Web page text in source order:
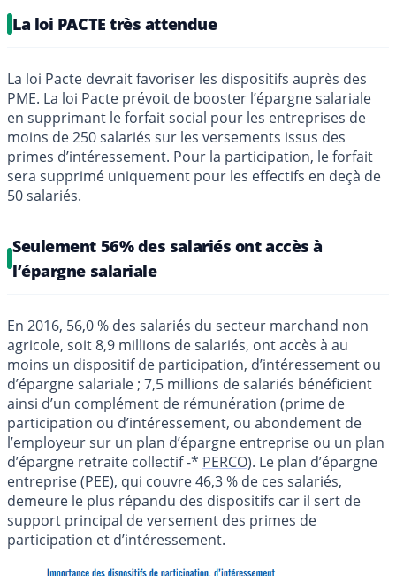
La loi PACTE très attendue
La loi Pacte devrait favoriser les dispositifs auprès des
PME. La loi Pacte prévoit de booster l’épargne salariale
en supprimant le forfait social pour les entreprises de
moins de 250 salariés sur les versements issus des
primes d’intéressement. Pour la participation, le forfait
sera supprimé uniquement pour les effectifs en deçà de
50 salariés.
Seulement 56% des salariés ont accès à
l’épargne salariale
En 2016, 56,0 % des salariés du secteur marchand non
agricole, soit 8,9 millions de salariés, ont accès à au
moins un dispositif de participation, d’intéressement ou
d’épargne salariale ; 7,5 millions de salariés bénéficient
ainsi d’un complément de rémunération (prime de
participation ou d’intéressement, ou abondement de
l’employeur sur un plan d’épargne entreprise ou un plan
d’épargne retraite collectif -* PERCO). Le plan d’épargne
entreprise (PEE), qui couvre 46,3 % de ces salariés,
demeure le plus répandu des dispositifs car il sert de
support principal de versement des primes de
participation et d’intéressement.